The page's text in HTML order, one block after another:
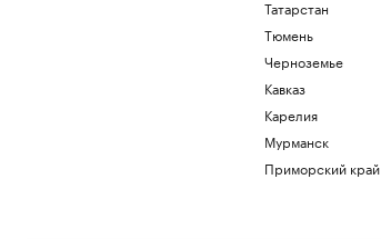
Татарстан
Тюмень
Черноземье
Кавказ
Карелия
Мурманск
Приморский край